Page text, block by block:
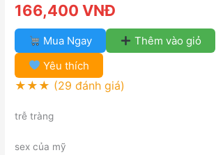
166,400 VNĐ
Mua Ngay
Thêm vào giỏ
Yêu thích
★★★ (29 đánh giá)
trễ tràng
sex của mỹ